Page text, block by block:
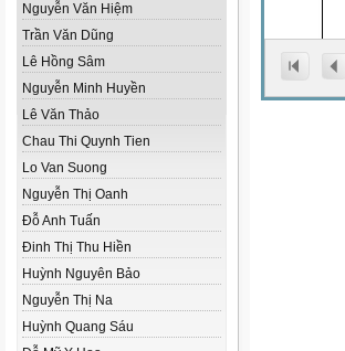
Nguyễn Văn Hiệm
Trần Văn Dũng
Lê Hồng Sâm
Nguyễn Minh Huyền
Lê Văn Thảo
Chau Thi Quynh Tien
Lo Van Suong
Nguyễn Thị Oanh
Đỗ Anh Tuấn
Đinh Thị Thu Hiền
Huỳnh Nguyên Bảo
Nguyễn Thị Na
Huỳnh Quang Sáu